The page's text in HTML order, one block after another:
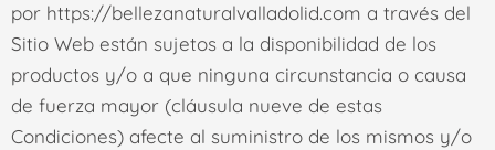
por https://bellezanaturalvalladolid.com a través del
Sitio Web están sujetos a la disponibilidad de los
productos y/o a que ninguna circunstancia o causa
de fuerza mayor (cláusula nueve de estas
Condiciones) afecte al suministro de los mismos y/o